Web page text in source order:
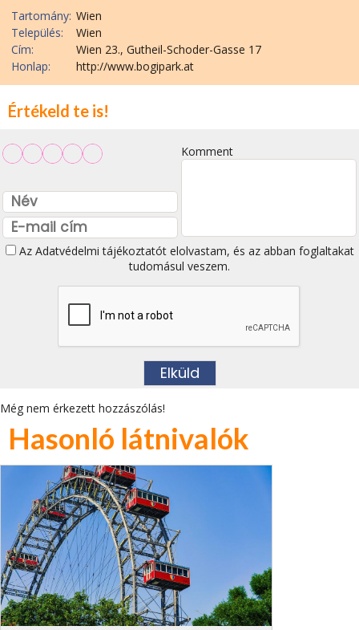
Tartomány: Wien
Település:
Wien
Cím:
Wien 23., Gutheil-Schoder-Gasse 17
Honlap:
http://www.bogipark.at
Értékeld te is!
Komment
Az Adatvédelmi tájékoztatótelolvastam, és az abban foglaltakat
tudomásul veszem.
Még nem érkezett hozzászólás!
Hasonló látnivalók